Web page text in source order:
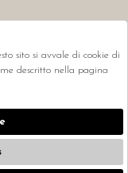
sito si avvale di cookie di
descritto nella pagina